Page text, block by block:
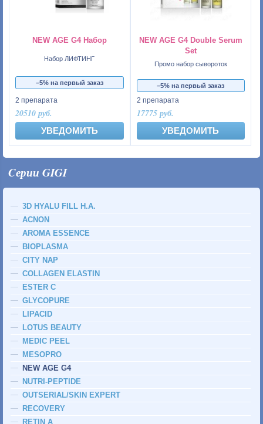
NEW AGE G4 Набор
Набор ЛИФТИНГ
−5% на первый заказ
2 препарата
20510 руб.
УВЕДОМИТЬ
NEW AGE G4 Double Serum
Set
Промо набор сывороток
−5% на первый заказ
2 препарата
17775 руб.
УВЕДОМИТЬ
Cерии GIGI
3D HYALU FILL H.A.
ACNON
AROMA ESSENCE
BIOPLASMA
CITY NAP
COLLAGEN ELASTIN
ESTER C
GLYCOPURE
LIPACID
LOTUS BEAUTY
MEDIC PEEL
MESOPRO
NEW AGE G4
NUTRI-PEPTIDE
OUTSERIAL/SKIN EXPERT
RECOVERY
RETIN A